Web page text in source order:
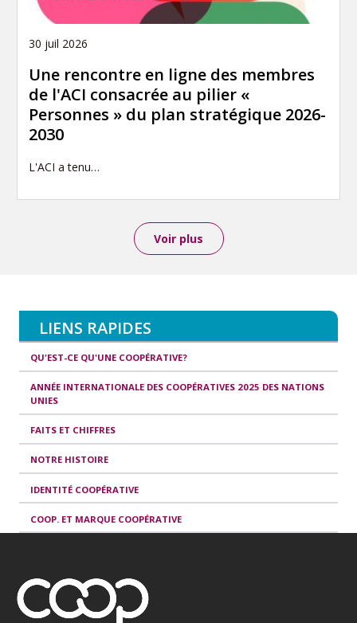
30 juil 2026
Une rencontre en ligne des membres
de l'ACI consacrée au pilier «
Personnes » du plan stratégique 2026-
2030
L'ACI a tenu…
Voir plus
LIENS RAPIDES
QU'EST-CE QU'UNE COOPÉRATIVE?
ANNÉE INTERNATIONALE DES COOPÉRATIVES 2025 DES NATIONS
UNIES
FAITS ET CHIFFRES
NOTRE HISTOIRE
IDENTITÉ COOPÉRATIVE
COOP. ET MARQUE COOPÉRATIVE